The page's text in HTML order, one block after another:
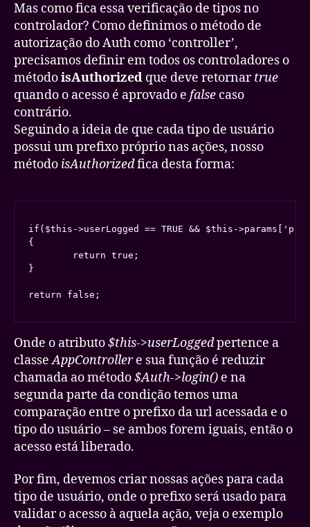
Mas como fica essa verificação de tipos no
controlador? Como definimos o método de
autorização do Auth como ‘controller’,
precisamos definir em todos os controladores o
métodoisAuthorized que deve retornartrue
quando o acesso é aprovado e false caso
contrário.
Seguindo a ideia de que cada tipo de usuário
possui um prefixo próprio nas ações, nosso
método isAuthorizedfica desta forma:
if($this->userLogged == TRUE && $this-
{
}
Onde o atributo$this->userLoggedpertence a
classeAppControllere sua função é reduzir
chamada ao método$Auth->login() e na
segunda parte da condição temos uma
comparação entre o prefixo da url acessada e o
tipo do usuário – se ambos forem iguais, então o
acesso está liberado.
Por fim, devemos criar nossas ações para cada
tipo de usuário, onde o prefixo será usado para
validar o acesso à aquela ação, veja o exemplo